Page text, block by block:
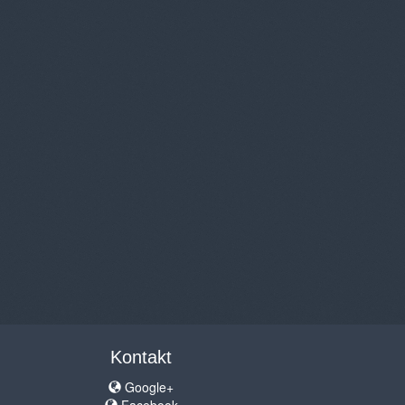
Kontakt
Google+